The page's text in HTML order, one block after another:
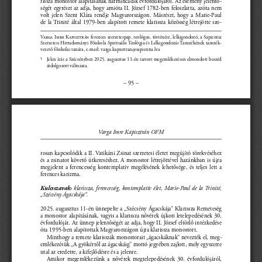
– 95 –
ségét egyrészt az adja, hogy amióta II. József 1782-ben feloszlatta, azóta nem
volt  jelen  Szent  Klára  rendje  Magyarországon.  Másrészt,  hogy  a  Marie-Paul
de la Trinité által 1979-ben alapított remete klarissza közösség létrejötte szo-
Varga Imre Kapisztrán ferences szerzetespap, teológus, történész, lelkigondozó, a Sapientia
Szerzetesi Hittudományi Főiskola Spirituális Teológia és Lelkigondozás Tanszékének tanszék-
vezető főiskolai tanára, e-mail: varga.kapisztran@sapientia.hu
1
Jelen írás a Szécsényben 2025. augusztus 11-én tartott megemlékezésen elmondott beszéd
átdolgozott változata.
Varga Imre Kapisztrán OFM
rosan kapcsolódik a II. Vatikáni Zsinat szerzetesi életet megújító törekvéséhez
és a zsinatot követő útkereséshez. A monostor létrejöttével hazánkban is újra
megjelent  a  ferencesség  kontemplatív  megélésének  lehetősége,  és  teljes  lett  a
feren ces  karizma.
Kulcsszavak: klarissza, ferencesség, kontemplatív élet, Marie-Paul de la Trinité,
„Szécsény Ágacskája”.
2025. augusztus 11-én ünnepelte a „Szécsény Ágacskája” Klarissza Remeteség
a monostor alapításának, vagyis a klarissza nővérek újkori letelepedésének 30.
évfordulóját. Az ünnep jelentőségét az adja, hogy II. József eltörlő intézkedése
óta 1995-ben alapítottak Magyarországon újra klarissza monostort.
Minthogy a remete klarisszák monostorait „ágacskáknak” nevezték el, meg-
emlékezésük „A gyökértől az ágacskáig” mottó jegyében zajlott, mely egyszerre
utal az eredetre, a kifejlődésre és a jelenre.
Amikor  megemlékezünk  a  nővérek  megtelepedésének  30.  évfordulójáról,